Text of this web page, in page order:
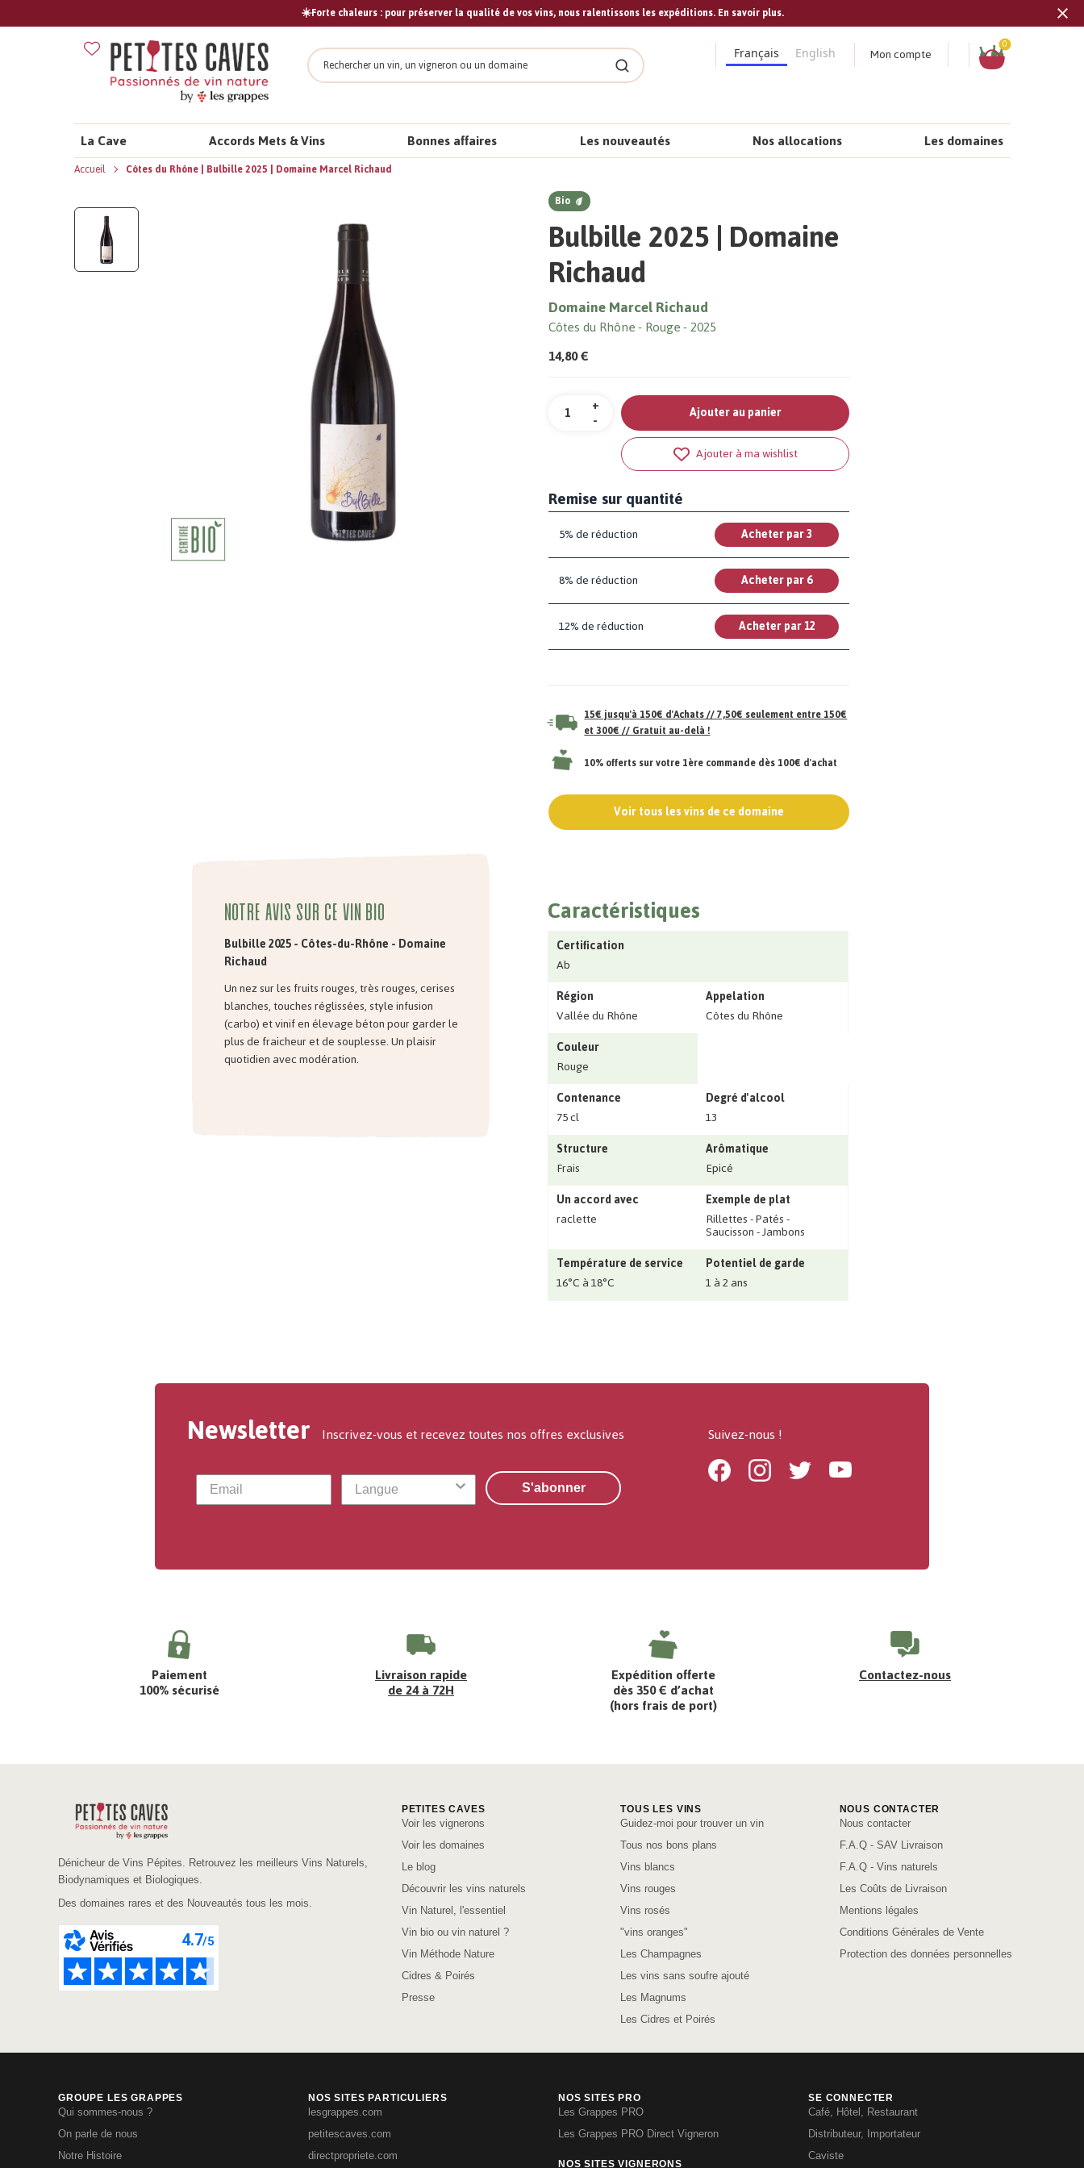
☀️Forte chaleurs : pour préserver la qualité de vos vins, nous ralentissons les expéditions. En savoir plus.
Rechercher
Rechercher
Français English Mon compte
Panier
0
La Cave Accords Mets & Vins Bonnes affaires Les nouveautés Nos allocations Les domaines
Accueil
Côtes du Rhône | Bulbille 2025 | Domaine Marcel Richaud
Bio
Bulbille 2025 | Domaine
Richaud
Domaine Marcel Richaud
Côtes du Rhône Rouge 2025
14,80 €
Quantité +
-
Ajouter au panier
Ajouter à ma wishlist
Remise sur quantité
5% de réduction Acheter par 3
8% de réduction Acheter par 6
12% de réduction Acheter par 12
15€ jusqu'à 150€ d'Achats // 7,50€ seulement entre 150€
et 300€ // Gratuit au-delà !
10% offerts sur votre 1ère commande dès 100€ d'achat
Voir tous les vins de ce domaine
Notre avis sur ce vin bio
Bulbille 2025 - Côtes-du-Rhône - Domaine
Richaud
Un nez sur les fruits rouges, très rouges, cerises
blanches, touches réglissées, style infusion
(carbo) et vinif en élevage béton pour garder le
plus de fraicheur et de souplesse. Un plaisir
quotidien avec modération.
Caractéristiques
Certification
Ab
Région
Vallée du Rhône
Appelation
Côtes du Rhône
Couleur
Rouge
Contenance
75 cl
Degré d'alcool
13
Structure
Frais
Arômatique
Epicé
Un accord avec
raclette
Exemple de plat
Rillettes - Patés -
Saucisson - Jambons
Température de service
16°C à 18°C
Potentiel de garde
1 à 2 ans
Newsletter Inscrivez-vous et recevez toutes nos offres exclusives
S'abonner
Suivez-nous !
FacebookInstagramTwitter Youtube
Paiement
100% sécurisé
Livraison rapide
de 24 à 72H
Expédition offerte
dès 350 € d’achat
(hors frais de port)
Contactez-nous
Dénicheur de Vins Pépites. Retrouvez les meilleurs Vins Naturels,
Biodynamiques et Biologiques.
Des domaines rares et des Nouveautés tous les mois.
PETITES CAVES
Voir les vignerons
Voir les domaines
Le blog
Découvrir les vins naturels
Vin Naturel, l'essentiel
Vin bio ou vin naturel ?
Vin Méthode Nature
Cidres & Poirés
Presse
TOUS LES VINS
Guidez-moi pour trouver un vin
Tous nos bons plans
Vins blancs
Vins rouges
Vins rosés
"vins oranges"
Les Champagnes
Les vins sans soufre ajouté
Les Magnums
Les Cidres et Poirés
NOUS CONTACTER
Nous contacter
F.A.Q - SAV Livraison
F.A.Q - Vins naturels
Les Coûts de Livraison
Mentions légales
Conditions Générales de Vente
Protection des données personnelles
GROUPE LES GRAPPES
Qui sommes-nous ?
On parle de nous
Notre Histoire
NOS SITES PARTICULIERS
lesgrappes.com
petitescaves.com
directpropriete.com
NOS SITES PRO
Les Grappes PRO
Les Grappes PRO Direct Vigneron
NOS SITES VIGNERONS
SE CONNECTER
Café, Hôtel, Restaurant
Distributeur, Importateur
Caviste